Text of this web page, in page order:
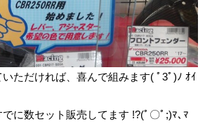
ただければ、喜んで組みます( ﾟ3ﾟ)ﾉ ｵｲ
に数セット販売してます !?(ﾟ〇ﾟ;)ﾏ､ﾏ